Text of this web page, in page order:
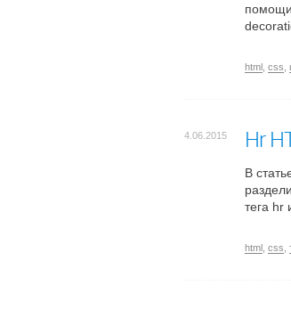
помощи
html css
4.06.2015 Hr
В
тега hr
html css